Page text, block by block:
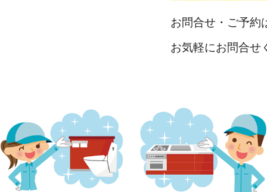
お問合せ・ご予約
お気軽にお問合せ